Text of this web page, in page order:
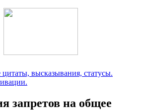
высказывания, статусы.
запретов на общее